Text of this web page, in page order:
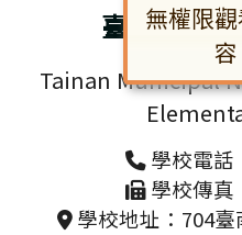
臺南市北
Tainan Municipal
學校電話
學校傳真
學校地址：704
無權限
容
對話框已